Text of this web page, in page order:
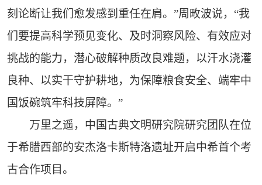
刻论断让我们愈发感到重任在肩。”周畋波说，“我
们要提高科学预见变化、及时洞察风险、有效应对
挑战的能力，潜心破解种质改良难题，以汗水浇灌
良种、以实干守护耕地，为保障粮食安全、端牢中
国饭碗筑牢科技屏障。”
万里之遥，中国古典文明研究院研究团队在位
于希腊西部的安杰洛卡斯特洛遗址开启中希首个考
古合作项目。